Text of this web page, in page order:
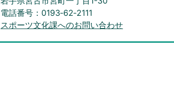
電話番号：0193‐62‐2111
スポーツ文化課へのお問い合わせ